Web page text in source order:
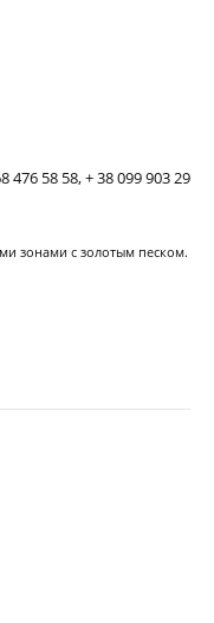
476 58 58, + 38 099 903 29
зонами с золотым песком.